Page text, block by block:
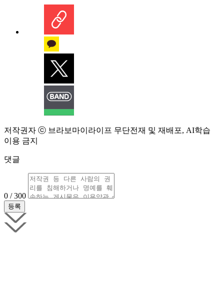
저작권자 ⓒ 브라보마이라이프 무단전재 및 재배포, AI학습
이용 금지
댓글
0 / 300